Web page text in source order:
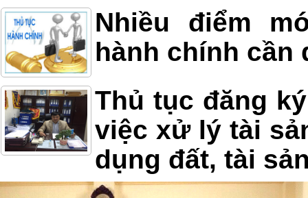
Nhiều điểm
hành chính cần
Thủ tục đăng
việc xử lý tài
dụng đất, tài